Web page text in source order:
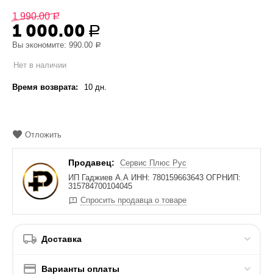
1 990.00 Р
1 000.00 Р
Вы экономите:990.00 Р
Нет в наличии
Время возврата: 10 дн.
Отложить
Продавец:
Сервис Плюс Рус
ИП Гаджиев А.А ИНН: 780159663643 ОГРНИП:
315784700104045
Спросить продавца о товаре
Доставка
Варианты оплаты